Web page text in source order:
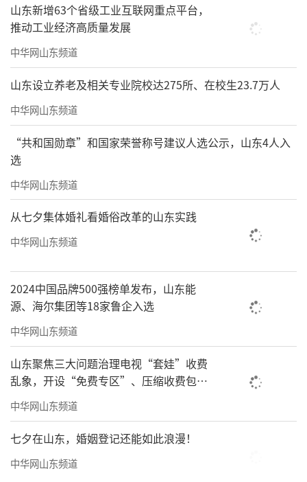
山东新增63个省级工业互联网重点平台，
推动工业经济高质量发展
中华网山东频道
山东设立养老及相关专业院校达275所、在校生23.7万人
中华网山东频道
“共和国勋章”和国家荣誉称号建议人选公示，山东4人入
选
中华网山东频道
从七夕集体婚礼看婚俗改革的山东实践
中华网山东频道
2024中国品牌500强榜单发布，山东能
源、海尔集团等18家鲁企入选
中华网山东频道
山东聚焦三大问题治理电视“套娃”收费
乱象，开设“免费专区”、压缩收费包比
例70%以上
中华网山东频道
七夕在山东，婚姻登记还能如此浪漫！
中华网山东频道